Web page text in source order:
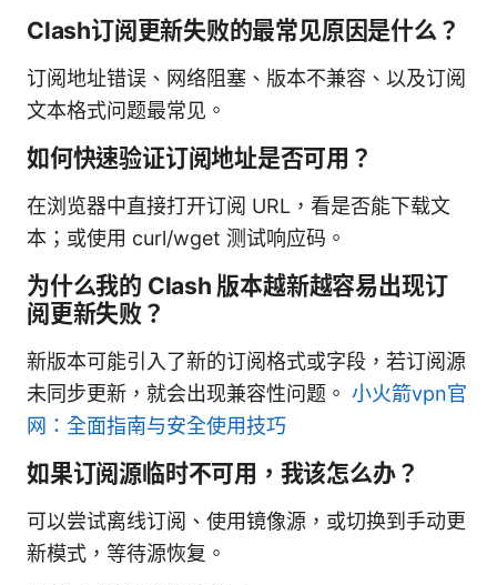
Clash订阅更新失败的最常见原因是什么？
订阅地址错误、网络阻塞、版本不兼容、以及订阅
文本格式问题最常见。
如何快速验证订阅地址是否可用？
在浏览器中直接打开订阅 URL，看是否能下载文
本；或使用 curl/wget 测试响应码。
为什么我的 Clash 版本越新越容易出现订
阅更新失败？
新版本可能引入了新的订阅格式或字段，若订阅源
未同步更新，就会出现兼容性问题。 小火箭vpn官
网：全面指南与安全使用技巧
如果订阅源临时不可用，我该怎么办？
可以尝试离线订阅、使用镜像源，或切换到手动更
新模式，等待源恢复。